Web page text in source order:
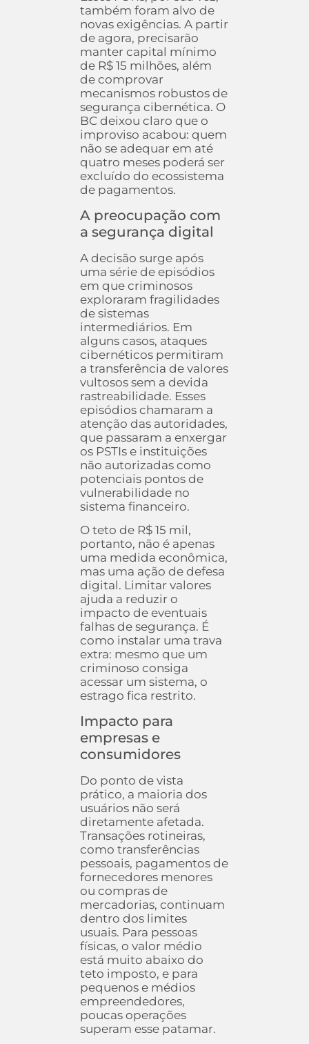
também foram alvo de
novas exigências. A partir
de agora, precisarão
manter capital mínimo
de R$ 15 milhões, além
de comprovar
mecanismos robustos de
segurança cibernética. O
BC deixou claro que o
improviso acabou: quem
não se adequar em até
quatro meses poderá ser
excluído do ecossistema
de pagamentos.
A preocupação com
a segurança digital
A decisão surge após
uma série de episódios
em que criminosos
exploraram fragilidades
de sistemas
intermediários. Em
alguns casos, ataques
cibernéticos permitiram
a transferência de valores
vultosos sem a devida
rastreabilidade. Esses
episódios chamaram a
atenção das autoridades,
que passaram a enxergar
os PSTIs e instituições
não autorizadas como
potenciais pontos de
vulnerabilidade no
sistema financeiro.
O teto de R$ 15 mil,
portanto, não é apenas
uma medida econômica,
mas uma ação de defesa
digital. Limitar valores
ajuda a reduzir o
impacto de eventuais
falhas de segurança. É
como instalar uma trava
extra: mesmo que um
criminoso consiga
acessar um sistema, o
estrago fica restrito.
Impacto para
empresas e
consumidores
Do ponto de vista
prático, a maioria dos
usuários não será
diretamente afetada.
Transações rotineiras,
como transferências
pessoais, pagamentos de
fornecedores menores
ou compras de
mercadorias, continuam
dentro dos limites
usuais. Para pessoas
físicas, o valor médio
está muito abaixo do
teto imposto, e para
pequenos e médios
empreendedores,
poucas operações
superam esse patamar.